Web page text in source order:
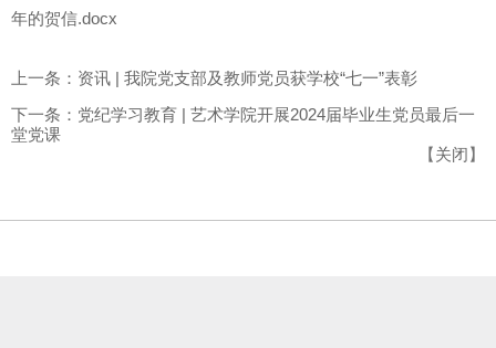
年的贺信.docx
上一条：资讯 | 我院党支部及教师党员获学校“七一”表彰
下一条：党纪学习教育 | 艺术学院开展2024届毕业生党员最后一
堂党课
【关闭】